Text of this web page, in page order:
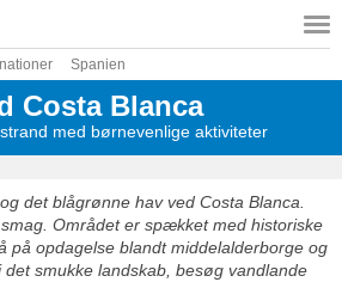
Spanien
Costa Blanca
med børnevenlige aktiviteter
det blågrønne hav ved Costa Blanca.
Området er spækket med historiske
på opdagelse blandt middelalderborge og
smukke landskab, besøg vandlande